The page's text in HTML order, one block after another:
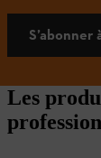
Les